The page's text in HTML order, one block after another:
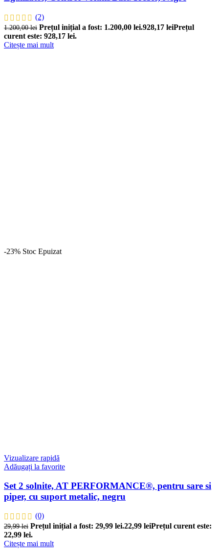
(2)
1.200,00lei Prețul inițial a fost: 1.200,00 lei.928,17 leiPrețul
curent este: 928,17 lei.
Citește mai mult
-23% Stoc Epuizat
Vizualizare rapidă
Adăugați la favorite
Set 2 solnite, AT PERFORMANCE®, pentru sare si
piper, cu suport metalic, negru
(0)
29,99lei Prețul inițial a fost: 29,99 lei.22,99 leiPrețul curent este:
22,99 lei.
Citește mai mult